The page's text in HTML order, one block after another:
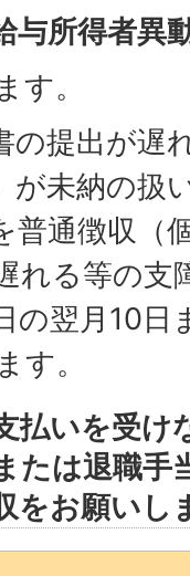
与所得者異
す。
の提出が遅
が未納の扱
普通徴収（
れる等の支
の翌月10日
す。
払いを受け
たは退職手
をお願いし